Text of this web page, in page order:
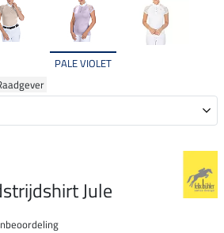
PALE VIOLET
Jule